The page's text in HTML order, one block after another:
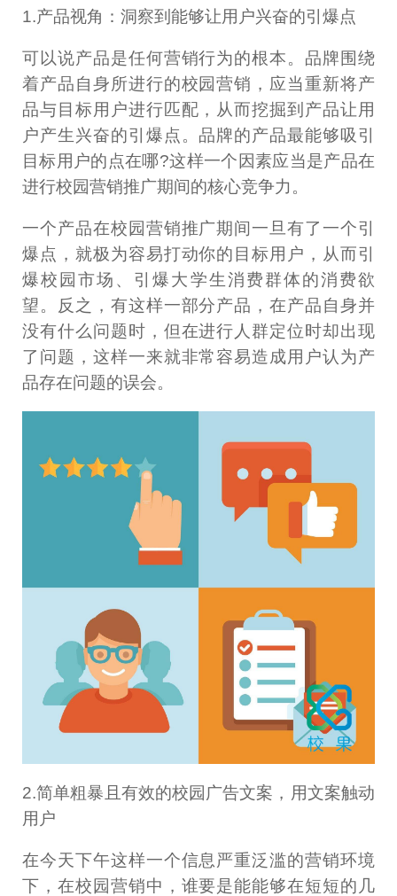
1.产品视角：洞察到能够让用户兴奋的引爆点
可以说产品是任何营销行为的根本。品牌围绕
着产品自身所进行的校园营销，应当重新将产
品与目标用户进行匹配，从而挖掘到产品让用
户产生兴奋的引爆点。品牌的产品最能够吸引
目标用户的点在哪?这样一个因素应当是产品在
进行校园营销推广期间的核心竞争力。
一个产品在校园营销推广期间一旦有了一个引
爆点，就极为容易打动你的目标用户，从而引
爆校园市场、引爆大学生消费群体的消费欲
望。反之，有这样一部分产品，在产品自身并
没有什么问题时，但在进行人群定位时却出现
了问题，这样一来就非常容易造成用户认为产
品存在问题的误会。
2.简单粗暴且有效的校园广告文案，用文案触动
用户
在今天下午这样一个信息严重泛滥的营销环境
下，在校园营销中，谁要是能能够在短短的几